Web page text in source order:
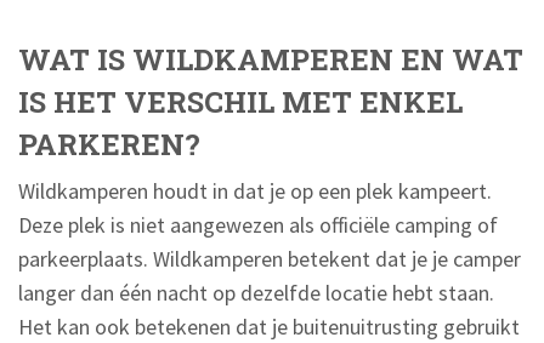
WAT IS WILDKAMPEREN EN WAT
IS HET VERSCHIL MET ENKEL
PARKEREN?
Wildkamperen houdt in dat je op een plek kampeert.
Deze plek is niet aangewezen als officiële camping of
parkeerplaats. Wildkamperen betekent dat je je camper
langer dan één nacht op dezelfde locatie hebt staan.
Het kan ook betekenen dat je buitenuitrusting gebruikt